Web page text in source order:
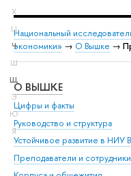
Х
Ц
Ч
Ш
Щ
Э
Ю
Я
Национальный
экономики» → О Вышке →
О ВЫШКЕ
Цифры и факты
Руководство и структура
Устойчивое развитие в НИУ
Преподаватели и сотрудники